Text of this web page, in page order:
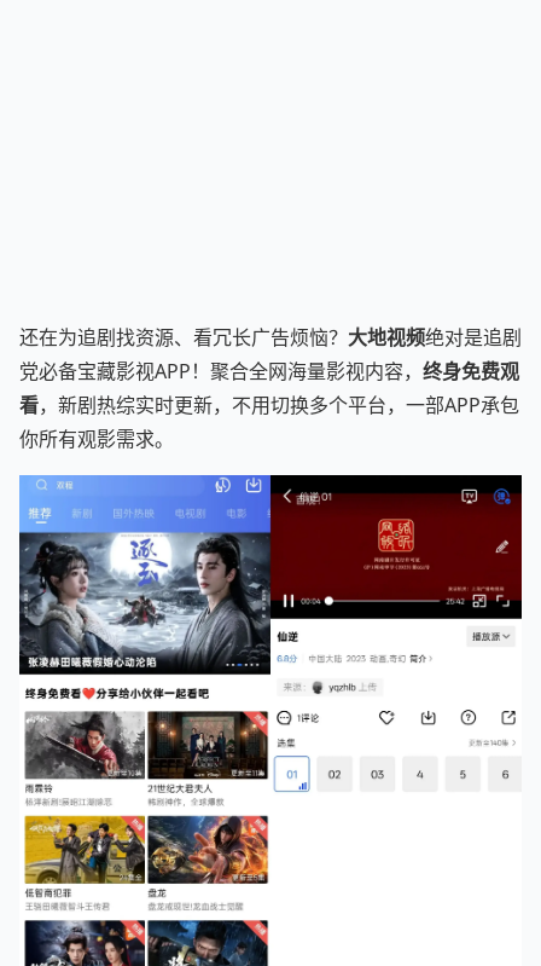
还在为追剧找资源、看冗长广告烦恼？ 大地视频绝对是追剧
党必备宝藏影视APP！聚合全网海量影视内容， 终身免费观
看，新剧热综实时更新，不用切换多个平台，一部APP承包
你所有观影需求。